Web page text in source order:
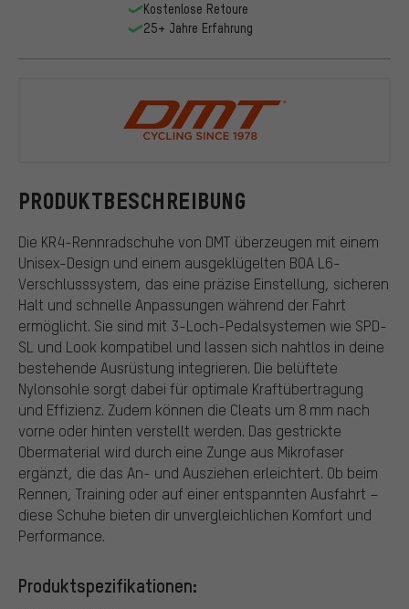
PRODUKTBESCHREIBUNG
Die KR4-Rennradschuhe von DMT überzeugen mit einem
Unisex-Design und einem ausgeklügelten BOA L6-
Verschlusssystem, das eine präzise Einstellung, sicheren
Halt und schnelle Anpassungen während der Fahrt
ermöglicht. Sie sind mit 3-Loch-Pedalsystemen wie SPD-
SL und Look kompatibel und lassen sich nahtlos in deine
bestehende Ausrüstung integrieren. Die belüftete
Nylonsohle sorgt dabei für optimale Kraftübertragung
und Effizienz. Zudem können die Cleats um 8 mm nach
vorne oder hinten verstellt werden. Das gestrickte
Obermaterial wird durch eine Zunge aus Mikrofaser
ergänzt, die das An- und Ausziehen erleichtert. Ob beim
Rennen, Training oder auf einer entspannten Ausfahrt –
diese Schuhe bieten dir unvergleichlichen Komfort und
Performance.
Produktspezifikationen:
Kostenlose Retoure
25+ Jahre Erfahrung